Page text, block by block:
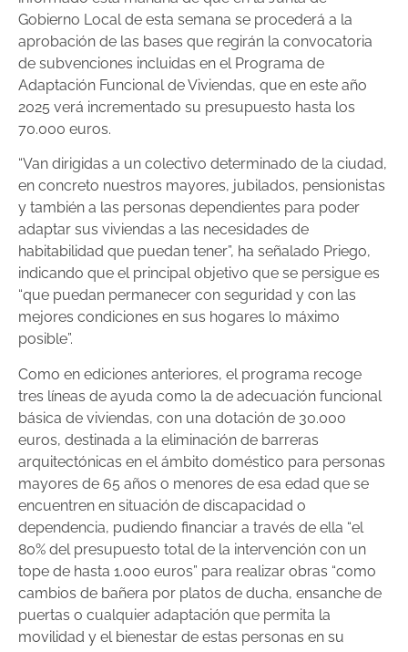
Gobierno Local de esta semana se procederá a la
aprobación de las bases que regirán la convocatoria
de subvenciones incluidas en el Programa de
Adaptación Funcional de Viviendas, que en este año
2025 verá incrementado su presupuesto hasta los
70.000 euros.
“Van dirigidas a un colectivo determinado de la ciudad,
en concreto nuestros mayores, jubilados, pensionistas
y también a las personas dependientes para poder
adaptar sus viviendas a las necesidades de
habitabilidad que puedan tener”, ha señalado Priego,
indicando que el principal objetivo que se persigue es
“que puedan permanecer con seguridad y con las
mejores condiciones en sus hogares lo máximo
posible”.
Como en ediciones anteriores, el programa recoge
tres líneas de ayuda como la de adecuación funcional
básica de viviendas, con una dotación de 30.000
euros, destinada a la eliminación de barreras
arquitectónicas en el ámbito doméstico para personas
mayores de 65 años o menores de esa edad que se
encuentren en situación de discapacidad o
dependencia, pudiendo financiar a través de ella “el
80% del presupuesto total de la intervención con un
tope de hasta 1.000 euros” para realizar obras “como
cambios de bañera por platos de ducha, ensanche de
puertas o cualquier adaptación que permita la
movilidad y el bienestar de estas personas en su